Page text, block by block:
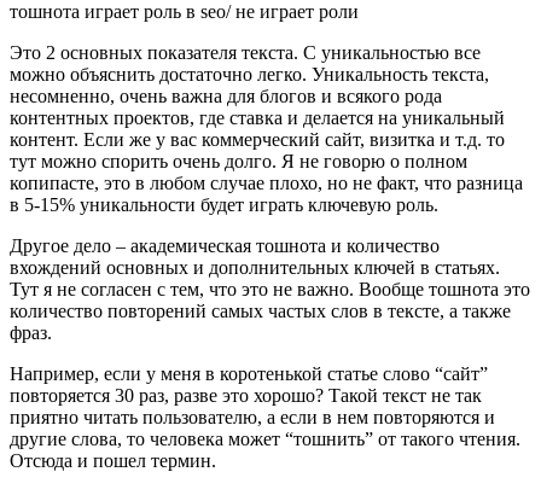
тошнота играет роль в seo/ не играет роли
Это 2 основных показателя текста. С уникальностью все
можно объяснить достаточно легко. Уникальность текста,
несомненно, очень важна для блогов и всякого рода
контентных проектов, где ставка и делается на уникальный
контент. Если же у вас коммерческий сайт, визитка и т.д. то
тут можно спорить очень долго. Я не говорю о полном
копипасте, это в любом случае плохо, но не факт, что разница
в 5-15% уникальности будет играть ключевую роль.
Другое дело – академическая тошнота и количество
вхождений основных и дополнительных ключей в статьях.
Тут я не согласен с тем, что это не важно. Вообще тошнота это
количество повторений самых частых слов в тексте, а также
фраз.
Например, если у меня в коротенькой статье слово “сайт”
повторяется 30 раз, разве это хорошо? Такой текст не так
приятно читать пользователю, а если в нем повторяются и
другие слова, то человека может “тошнить” от такого чтения.
Отсюда и пошел термин.